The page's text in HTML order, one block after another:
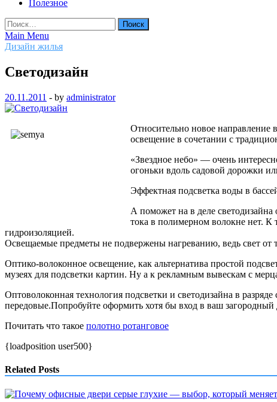
Полезное
Найти:
Main Menu
Дизайн жилья
Светодизайн
20.11.2011 - by administrator
Относительно новое направление
освещение в сочетании с
«Звездное небо» — очень
огоньки вдоль садовой дорожки
Эффектная подсветка воды в
А поможет на в деле светодизайна
тока в полимерном волокне нет. К
гидроизоляцией.
Освещаемые предметы не подвержены нагреванию, ведь свет от
Оптико-волоконное освещение, как альтернатива простой
музеях для подсветки картин. Ну а к рекламным вывескам с
Оптоволоконная технология подсветки и светодизайна в
передовые.Попробуйте оформить хотя бы вход в ваш
Почитать что такое полотно ротанговое
{loadposition user500}
Related Posts